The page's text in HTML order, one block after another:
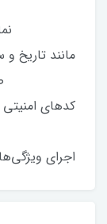
نمایشگر:
مانند
کدهای
قابلیت
اجرای